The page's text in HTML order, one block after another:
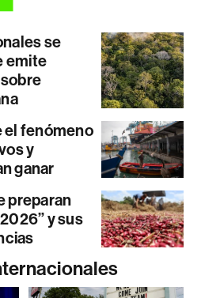
se
emite
el fenómeno
y
ganar
preparan
y sus